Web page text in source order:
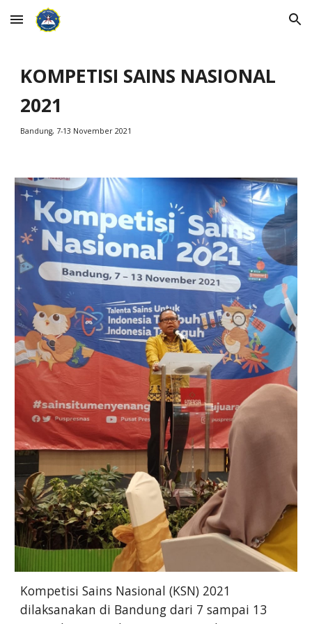
Skip to main content Skip to navigation
KOMPETISI SAINS NASIONAL
2021
Bandung, 7-13 November 2021
Kompetisi Sains Nasional (KSN) 2021
dilaksanakan di Bandung dari 7 sampai 13